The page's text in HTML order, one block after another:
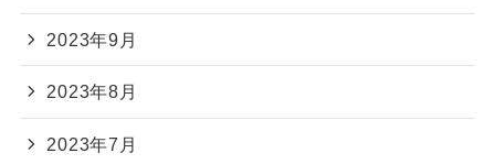
2023年9月
2023年8月
2023年7月